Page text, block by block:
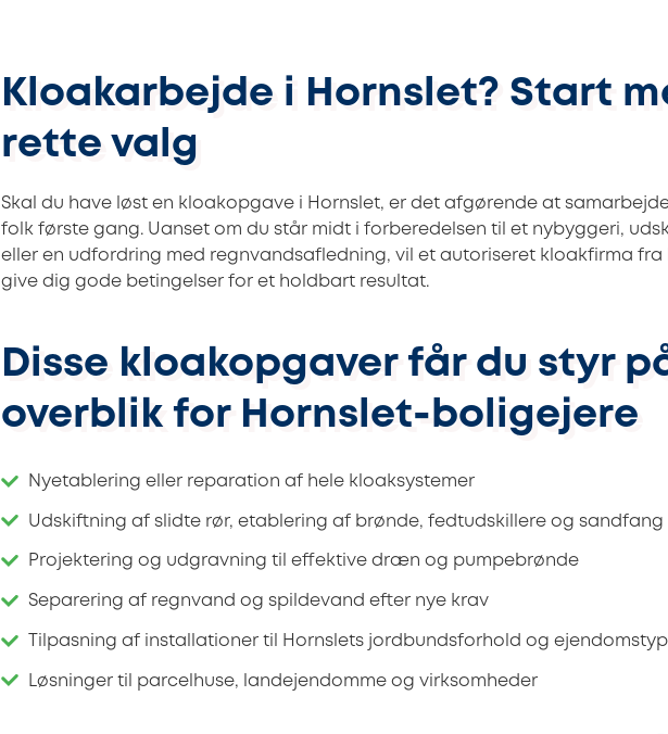
Kloakarbejde i Hornslet? Start
rette valg
Skal du have løst en kloakopgave i Hornslet, er det afgørende at
folk første gang. Uanset om du står midt i forberedelsen til et nybyggeri,
eller en udfordring med regnvandsafledning, vil et autoriseret kloakfirma
give dig gode betingelser for et holdbart resultat.
Disse kloakopgaver får du styr
overblik for Hornslet-boligejere
Nyetablering eller reparation af hele kloaksystemer
Udskiftning af slidte rør, etablering af brønde, fedtudskillere og sandfang
Projektering og udgravning til effektive dræn og pumpebrønde
Separering af regnvand og spildevand efter nye krav
Tilpasning af installationer til Hornslets jordbundsforhold og
Løsninger til parcelhuse, landejendomme og virksomheder